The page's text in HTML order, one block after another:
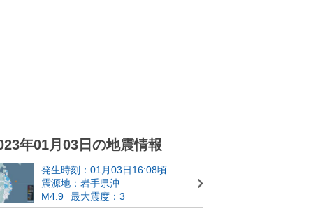
年01月03日の地震情報
発生時刻：01月03日16:08頃
震源地：岩手県沖
M4.9
最大震度：3